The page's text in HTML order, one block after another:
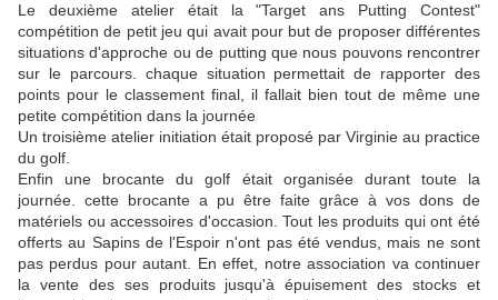
Le deuxième atelier était la "Target ans Putting Contest"
compétition de petit jeu qui avait pour but de proposer différentes
situations d'approche ou de putting que nous pouvons rencontrer
sur le parcours. chaque situation permettait de rapporter des
points pour le classement final, il fallait bien tout de même une
petite compétition dans la journée
Un troisième atelier initiation était proposé par Virginie au practice
du golf.
Enfin une brocante du golf était organisée durant toute la
journée. cette brocante a pu être faite grâce à vos dons de
matériels ou accessoires d'occasion. Tout les produits qui ont été
offerts au Sapins de l'Espoir n'ont pas été vendus, mais ne sont
pas perdus pour autant. En effet, notre association va continuer
la vente des ses produits jusqu'à épuisement des stocks et